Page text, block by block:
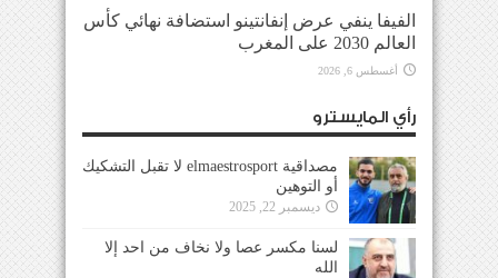
الفيفا ينفي عرض إنفانتينو استضافة نهائي كأس
العالم 2030 على المغرب
أغسطس 6, 2026
رأي المايسترو
مصداقية elmaestrosport لا تقبل التشكيك
أو التوهين
ديسمبر 22, 2025
لسنا مكسر عصا ولا نخاف من احد إلا
الله